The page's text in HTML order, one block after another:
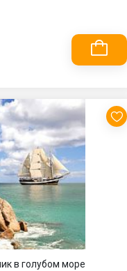
в голубом море